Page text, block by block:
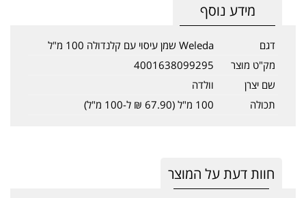
מידע נוסף
דגם
Weleda שמן עיסוי עם קלנדולה 100 מ"ל
מק"ט מוצר
4001638099295
שם יצרן
וולדה
תכולה
100 מ"ל (67.90 ₪ ל-100 מ"ל)
חוות דעת על המוצר